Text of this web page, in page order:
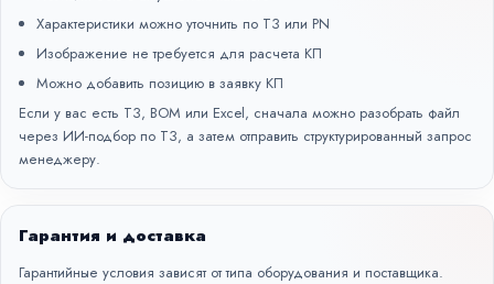
Характеристики можно уточнить по ТЗ или PN
Изображение не требуется для расчета КП
Можно добавить позицию в заявку КП
Если у вас есть ТЗ, BOM или Excel, сначала можно разобрать файл
через ИИ-подбор по ТЗ, а затем отправить структурированный запрос
менеджеру.
Гарантия и доставка
Гарантийные условия зависят от типа оборудования и поставщика.